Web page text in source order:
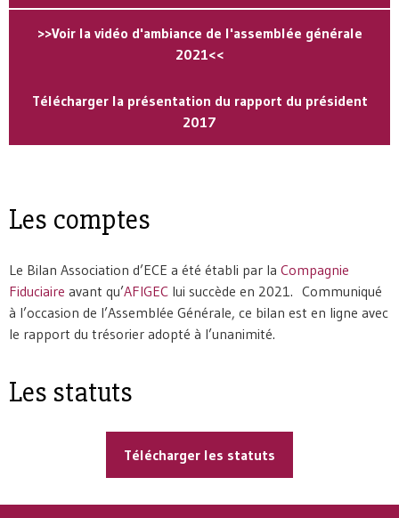
>>Voir la vidéo d'ambiance de l'assemblée générale
2021<<
Télécharger la présentation du rapport du président
2017
Les comptes
Le Bilan Association d’ECE a été établi par la Compagnie
Fiduciaire avant qu’AFIGEC lui succède en 2021. Communiqué
à l’occasion de l’Assemblée Générale, ce bilan est en ligne avec
le rapport du trésorier adopté à l’unanimité.
Les statuts
Télécharger les statuts